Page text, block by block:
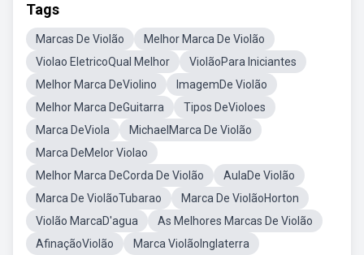
Tags
Marcas De Violão
Melhor Marca De Violão
Violao EletricoQual Melhor
ViolãoPara Iniciantes
Melhor Marca DeViolino
ImagemDe Violão
Melhor Marca DeGuitarra
Tipos DeVioloes
Marca DeViola
MichaelMarca De Violão
Marca DeMelor Violao
Melhor Marca DeCorda De Violão
AulaDe Violão
Marca De ViolãoTubarao
Marca De ViolãoHorton
Violão MarcaD'agua
As Melhores Marcas De Violão
AfinaçãoViolão
Marca ViolãoInglaterra